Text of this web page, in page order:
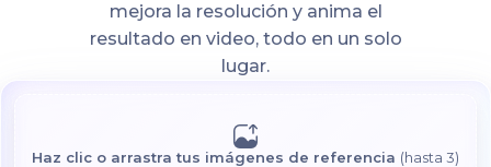
mejora la resolución y anima el
resultado en video, todo en un solo
lugar.
Haz clic o arrastra tus imágenes de referencia (hasta 3)